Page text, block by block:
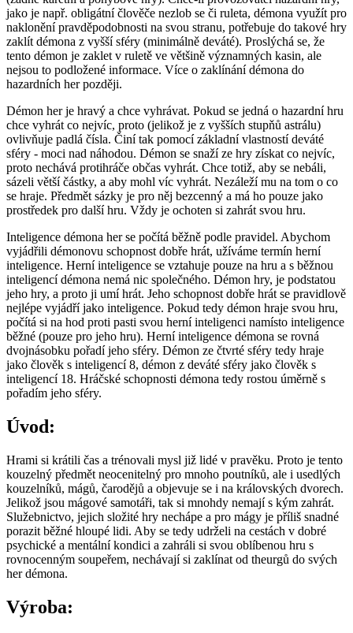
jako je např. obligátní člověče nezlob se či ruleta, démona využít pro
naklonění pravděpodobnosti na svou stranu, potřebuje do takové hry
zaklít démona z vyšší sféry (minimálně deváté). Proslýchá se, že
tento démon je zaklet v ruletě ve většině významných kasin, ale
nejsou to podložené informace. Více o zaklínání démona do
hazardních her později.
Démon her je hravý a chce vyhrávat. Pokud se jedná o hazardní hru
chce vyhrát co nejvíc, proto (jelikož je z vyšších stupňů astrálu)
ovlivňuje padlá čísla. Činí tak pomocí základní vlastností deváté
sféry - moci nad náhodou. Démon se snaží ze hry získat co nejvíc,
proto nechává protihráče občas vyhrát. Chce totiž, aby se nebáli,
sázeli větší částky, a aby mohl víc vyhrát. Nezáleží mu na tom o co
se hraje. Předmět sázky je pro něj bezcenný a má ho pouze jako
prostředek pro další hru. Vždy je ochoten si zahrát svou hru.
Inteligence démona her se počítá běžně podle pravidel. Abychom
vyjádřili démonovu schopnost dobře hrát, užíváme termín herní
inteligence. Herní inteligence se vztahuje pouze na hru a s běžnou
inteligencí démona nemá nic společného. Démon hry, je podstatou
jeho hry, a proto ji umí hrát. Jeho schopnost dobře hrát se pravidlově
nejlépe vyjádří jako inteligence. Pokud tedy démon hraje svou hru,
počítá si na hod proti pasti svou herní inteligenci namísto inteligence
běžné (pouze pro jeho hru). Herní inteligence démona se rovná
dvojnásobku pořadí jeho sféry. Démon ze čtvrté sféry tedy hraje
jako člověk s inteligencí 8, démon z deváté sféry jako člověk s
inteligencí 18. Hráčské schopnosti démona tedy rostou úměrně s
pořadím jeho sféry.
Úvod:
Hrami si krátili čas a trénovali mysl již lidé v pravěku. Proto je tento
kouzelný předmět neocenitelný pro mnoho poutníků, ale i usedlých
kouzelníků, mágů, čarodějů a objevuje se i na královských dvorech.
Jelikož jsou mágové samotáři, tak si mnohdy nemají s kým zahrát.
Služebnictvo, jejich složité hry nechápe a pro mágy je příliš snadné
porazit běžné hloupé lidi. Aby se tedy udrželi na cestách v dobré
psychické a mentální kondici a zahráli si svou oblíbenou hru s
rovnocenným soupeřem, nechávají si zaklínat od theurgů do svých
her démona.
Výroba: